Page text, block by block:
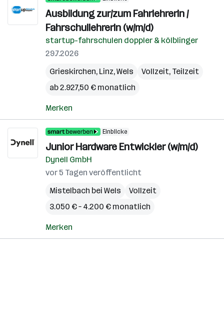
Ausbildung zur/zum FahrlehrerIn /
FahrschullehrerIn (w/m/d)
startup-fahrschulen doppler & kölblinger
29.7.2026
Grieskirchen, Linz,Wels
Vollzeit, Teilzeit
ab 2.927,50 € monatlich
Merken
Einblicke
Junior Hardware Entwickler (w/m/d)
Dynell GmbH
vor 5 Tagen veröffentlicht
Mistelbach bei Wels
Vollzeit
3.050 € – 4.200 € monatlich
Merken